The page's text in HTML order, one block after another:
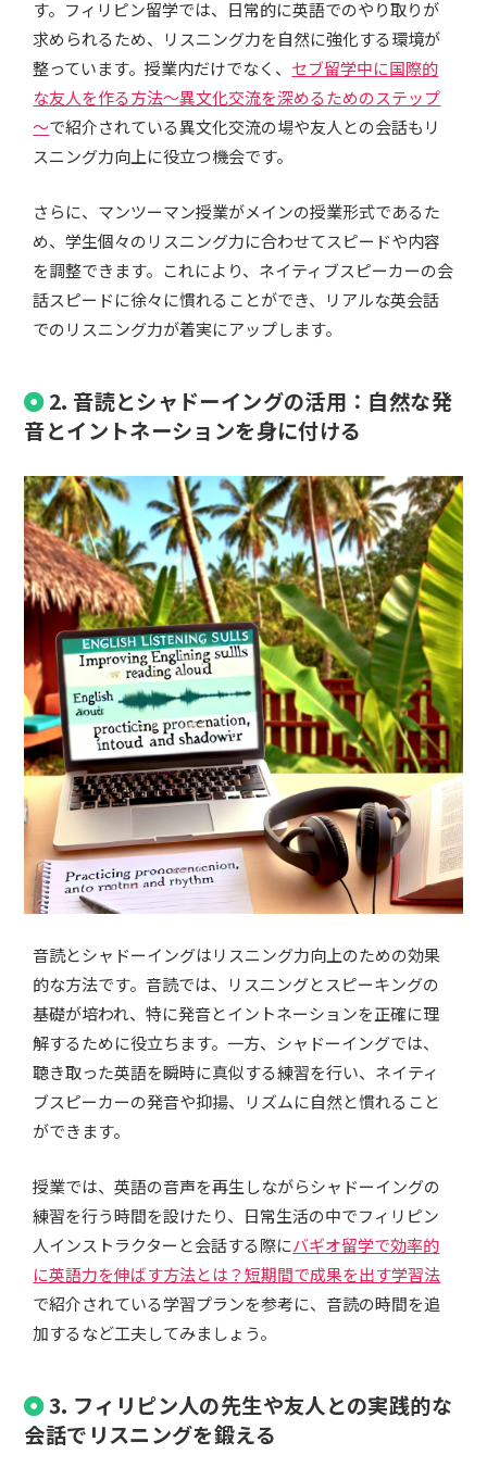
す。フィリピン留学では、日常的に英語でのやり取りが
求められるため、リスニング力を自然に強化する環境が
整っています。授業内だけでなく、 セブ留学中に国際的
な友人を作る方法～異文化交流を深めるためのステップ
～で紹介されている異文化交流の場や友人との会話もリ
スニング力向上に役立つ機会です。
さらに、マンツーマン授業がメインの授業形式であるた
め、学生個々のリスニング力に合わせてスピードや内容
を調整できます。これにより、ネイティブスピーカーの会
話スピードに徐々に慣れることができ、リアルな英会話
でのリスニング力が着実にアップします。
2. 音読とシャドーイングの活用：自然な発
音とイントネーションを身に付ける
音読とシャドーイングはリスニング力向上のための効果
的な方法です。音読では、リスニングとスピーキングの
基礎が培われ、特に発音とイントネーションを正確に理
解するために役立ちます。一方、シャドーイングでは、
聴き取った英語を瞬時に真似する練習を行い、ネイティ
ブスピーカーの発音や抑揚、リズムに自然と慣れること
ができます。
授業では、英語の音声を再生しながらシャドーイングの
練習を行う時間を設けたり、日常生活の中でフィリピン
人インストラクターと会話する際にバギオ留学で効率的
に英語力を伸ばす方法とは？短期間で成果を出す学習法
で紹介されている学習プランを参考に、音読の時間を追
加するなど工夫してみましょう。
3. フィリピン人の先生や友人との実践的な
会話でリスニングを鍛える